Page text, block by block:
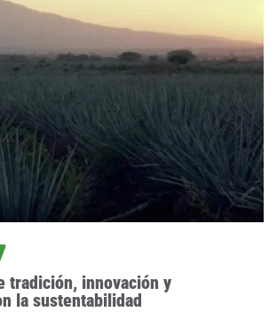
tradición, innovación y
la sustentabilidad